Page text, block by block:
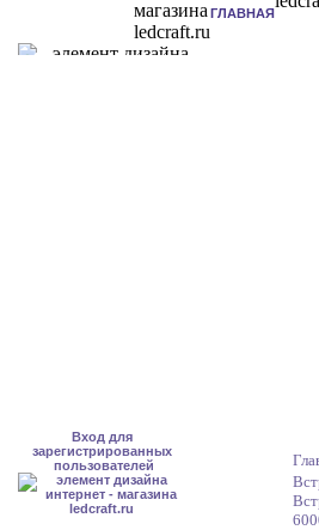
ГЛАВНАЯ
Вход для
зарегистрированных
пользователей